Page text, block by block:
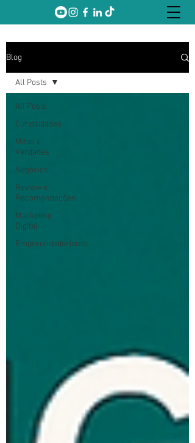
Blog
All Posts
Curiosidades
Mitos e
Verdades
Negócios
Review e
Recomendações
Marketing
Digital
Empreendedorismo
All Posts